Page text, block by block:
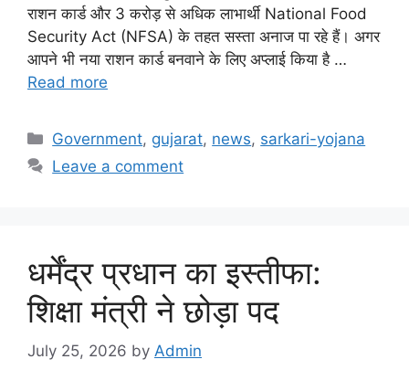
राशन कार्ड और 3 करोड़ से अधिक लाभार्थी National Food
Security Act (NFSA) के तहत सस्ता अनाज पा रहे हैं। अगर
आपने भी नया राशन कार्ड बनवाने के लिए अप्लाई किया है …
Read more
Categories
Government, gujarat, news, sarkari-yojana
Leave a comment
धर्मेंद्र प्रधान का इस्तीफा:
शिक्षा मंत्री ने छोड़ा पद
July 25, 2026 by Admin